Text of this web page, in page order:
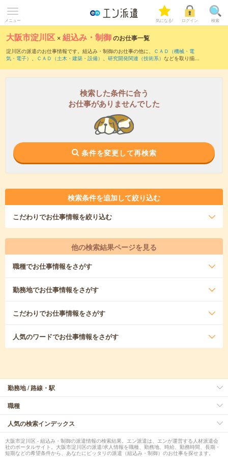
メニュー 気になる! ログイン 検索
大阪市淀川区 ×組込み・制御のお仕事一覧
淀川区の派遣のお仕事情報です。組込み・制御のお仕事の他に、
ＣＡＤ（機械・電
気・電子） 、 ＣＡＤ（土木・建築・設備） 、 研究開発関連（技術系） などを取り揃え
検索した条件に合う
お仕事がありませんでした
条件を変更して再検索
検索条件を追加して絞り込む
こだわりでお仕事情報を絞り込む
他の検索結果ページを見る
職種でお仕事情報をさがす
勤務地でお仕事情報をさがす
こだわりでお仕事情報をさがす
人気のワードでお仕事情報をさがす
勤務地 / 路線・駅
職種
人気の検索インデックス
大阪市淀川区 - 組込み・制御の派遣情報の検索結果。エン派遣は、エンが運営する人材派遣会
社のポータルサイト。大阪市淀川区の派遣/求人情報を職種、勤務地、時給、勤務時間、長期・
短期などの希望条件から、あなたにピッタリの派遣（組込み・制御）のお仕事を探せます。